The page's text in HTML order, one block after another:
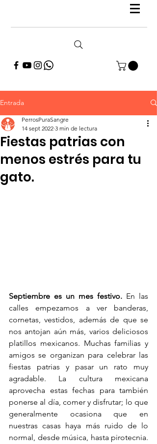
Entrada
Fiestas patrias con
menos estrés para tu
gato.
PerrosPuraSangre
14 sept 2022 3 min de lectura
Septiembre es un mes festivo. En las
calles empezamos a ver banderas,
cornetas, vestidos, además de que se
nos antojan aún más, varios deliciosos
platillos mexicanos. Muchas familias y
amigos se organizan para celebrar las
fiestas patrias y pasar un rato muy
agradable. La cultura mexicana
aprovecha estas fechas para también
ponerse al día, comer y disfrutar; lo que
generalmente ocasiona que en
nuestras casas haya más ruido de lo
normal, desde música, hasta pirotecnia.